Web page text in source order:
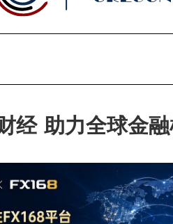
助力全球金